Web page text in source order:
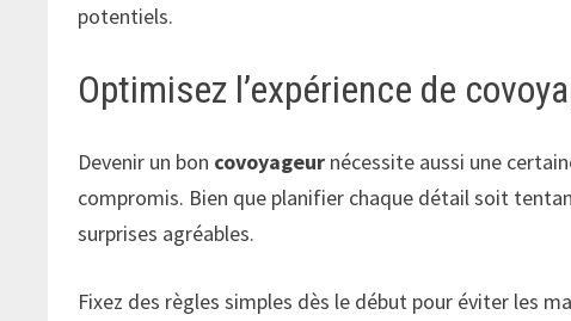
potentiels.
Optimisez l’expérience de
Devenir un bon covoyageur nécessite aussi une
compromis. Bien que planifier chaque détail soit
surprises agréables.
Fixez des règles simples dès le début pour éviter les